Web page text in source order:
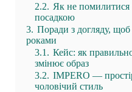
2.2. Як не помилитися
посадкою
3. Поради з догляду,
роками
3.1. Кейс: як
змінює образ
3.2. IMPERO —
чоловічий стиль